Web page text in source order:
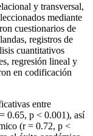
y transversal,
mediante
cuestionarios de
registros de
cuantitativos
regresión lineal y
en codificación
entre
0.65, p < 0.001), así
(r = 0.72, p <